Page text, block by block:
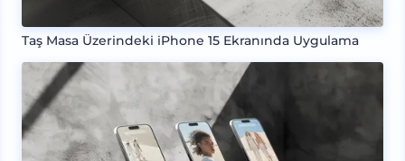
Taş Masa Üzerindeki iPhone 15 Ekranında Uygulama